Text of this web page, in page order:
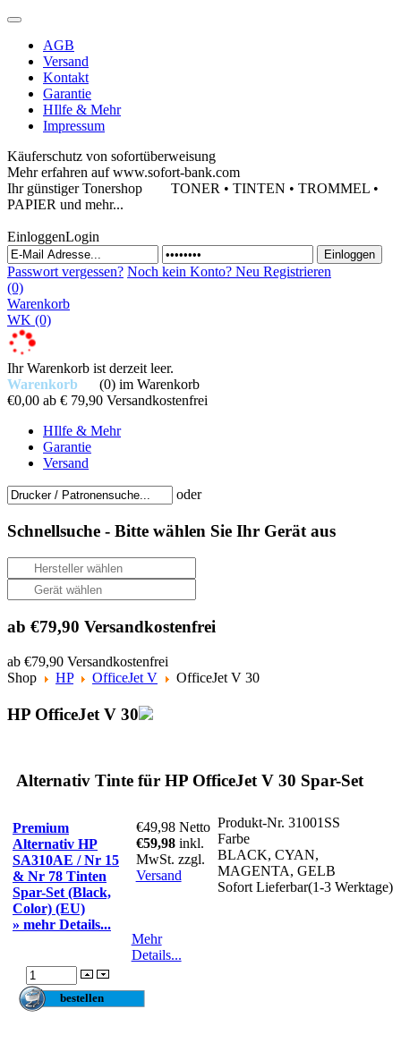
AGB
Versand
Kontakt
Garantie
HIlfe & Mehr
Impressum
Käuferschutz von sofortüberweisung
Mehr erfahren auf www.sofort-bank.com
Ihr günstiger Tonershop TONER • TINTEN • TROMMEL •
PAPIER und mehr...
EinloggenLogin
Passwort vergessen? Noch kein Konto? Neu Registrieren
(0)
Warenkorb
WK (0)
Ihr Warenkorb ist derzeit leer.
Warenkorb
(0) im Warenkorb
€0,00 ab € 79,90 Versandkostenfrei
HIlfe & Mehr
Garantie
Versand
oder
Schnellsuche - Bitte wählen Sie Ihr Gerät aus
ab €79,90 Versandkostenfrei
ab €79,90 Versandkostenfrei
Shop
HP OfficeJet V OfficeJet V 30
HP OfficeJet V 30
Alternativ Tinte für HP OfficeJet V 30 Spar-Set
Premium
Alternativ HP
SA310AE / Nr 15
& Nr 78 Tinten
Spar-Set (Black,
Color) (EU)
» mehr Details...
€49,98 Netto
€59,98 inkl.
MwSt. zzgl.
Versand
Produkt-Nr. 31001SS
Farbe
BLACK, CYAN,
MAGENTA, GELB
Sofort Lieferbar(1-3 Werktage)
Mehr
Details...